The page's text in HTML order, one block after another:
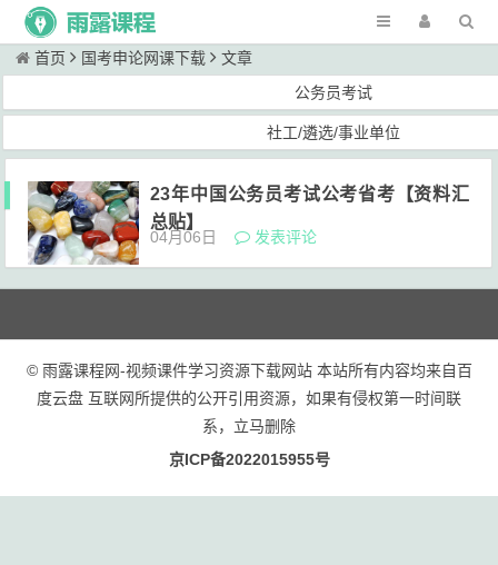
首页 国考申论网课下载
文章
公务员考试
社工/遴选/事业单位
23年中国公务员考试公考省考【资料汇
总贴】
04月06日 发表评论
© 雨露课程网-视频课件学习资源下载网站 本站所有内容均来自百
度云盘 互联网所提供的公开引用资源，如果有侵权第一时间联
系，立马删除
京ICP备2022015955号